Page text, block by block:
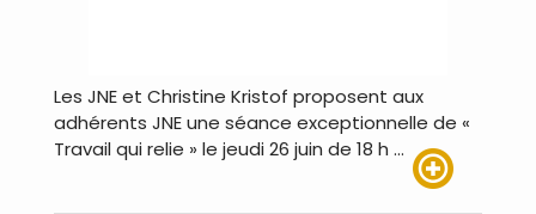
Les JNE et Christine Kristof proposent aux
adhérents JNE une séance exceptionnelle de «
Travail qui relie » le jeudi 26 juin de 18 h …